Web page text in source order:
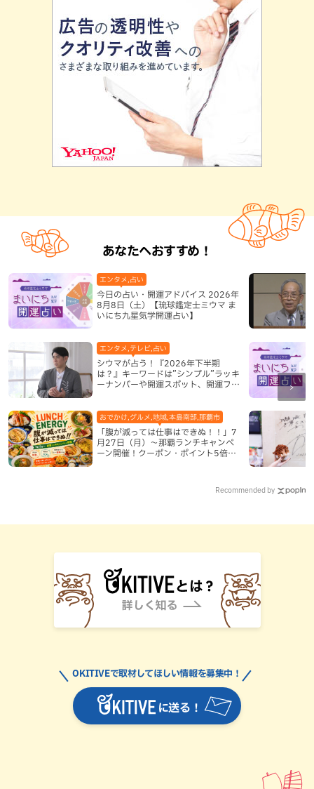
あなたへおすすめ！
今日の占い・開運アドバイス 2026年
8月8日（土）【琉球鑑定士ミウマ ま
いにち九星気学開運占い】
エンタメ,占い
シウマが占う！『2026年下半期
は？』キーワードは”シンプル”ラッキ
ーナンバーや開運スポット、開運フー
エンタメ,テレビ,占い
「腹が減っては仕事はできぬ！！」7
月27日（月）〜那覇ランチキャンペ
ーン開催！クーポン・ポイント5倍・
おでかけ,グルメ,地域,本島南部,那覇市
Recommended by
に送る！
OKITIVEで取材してほしい情報を募集中！